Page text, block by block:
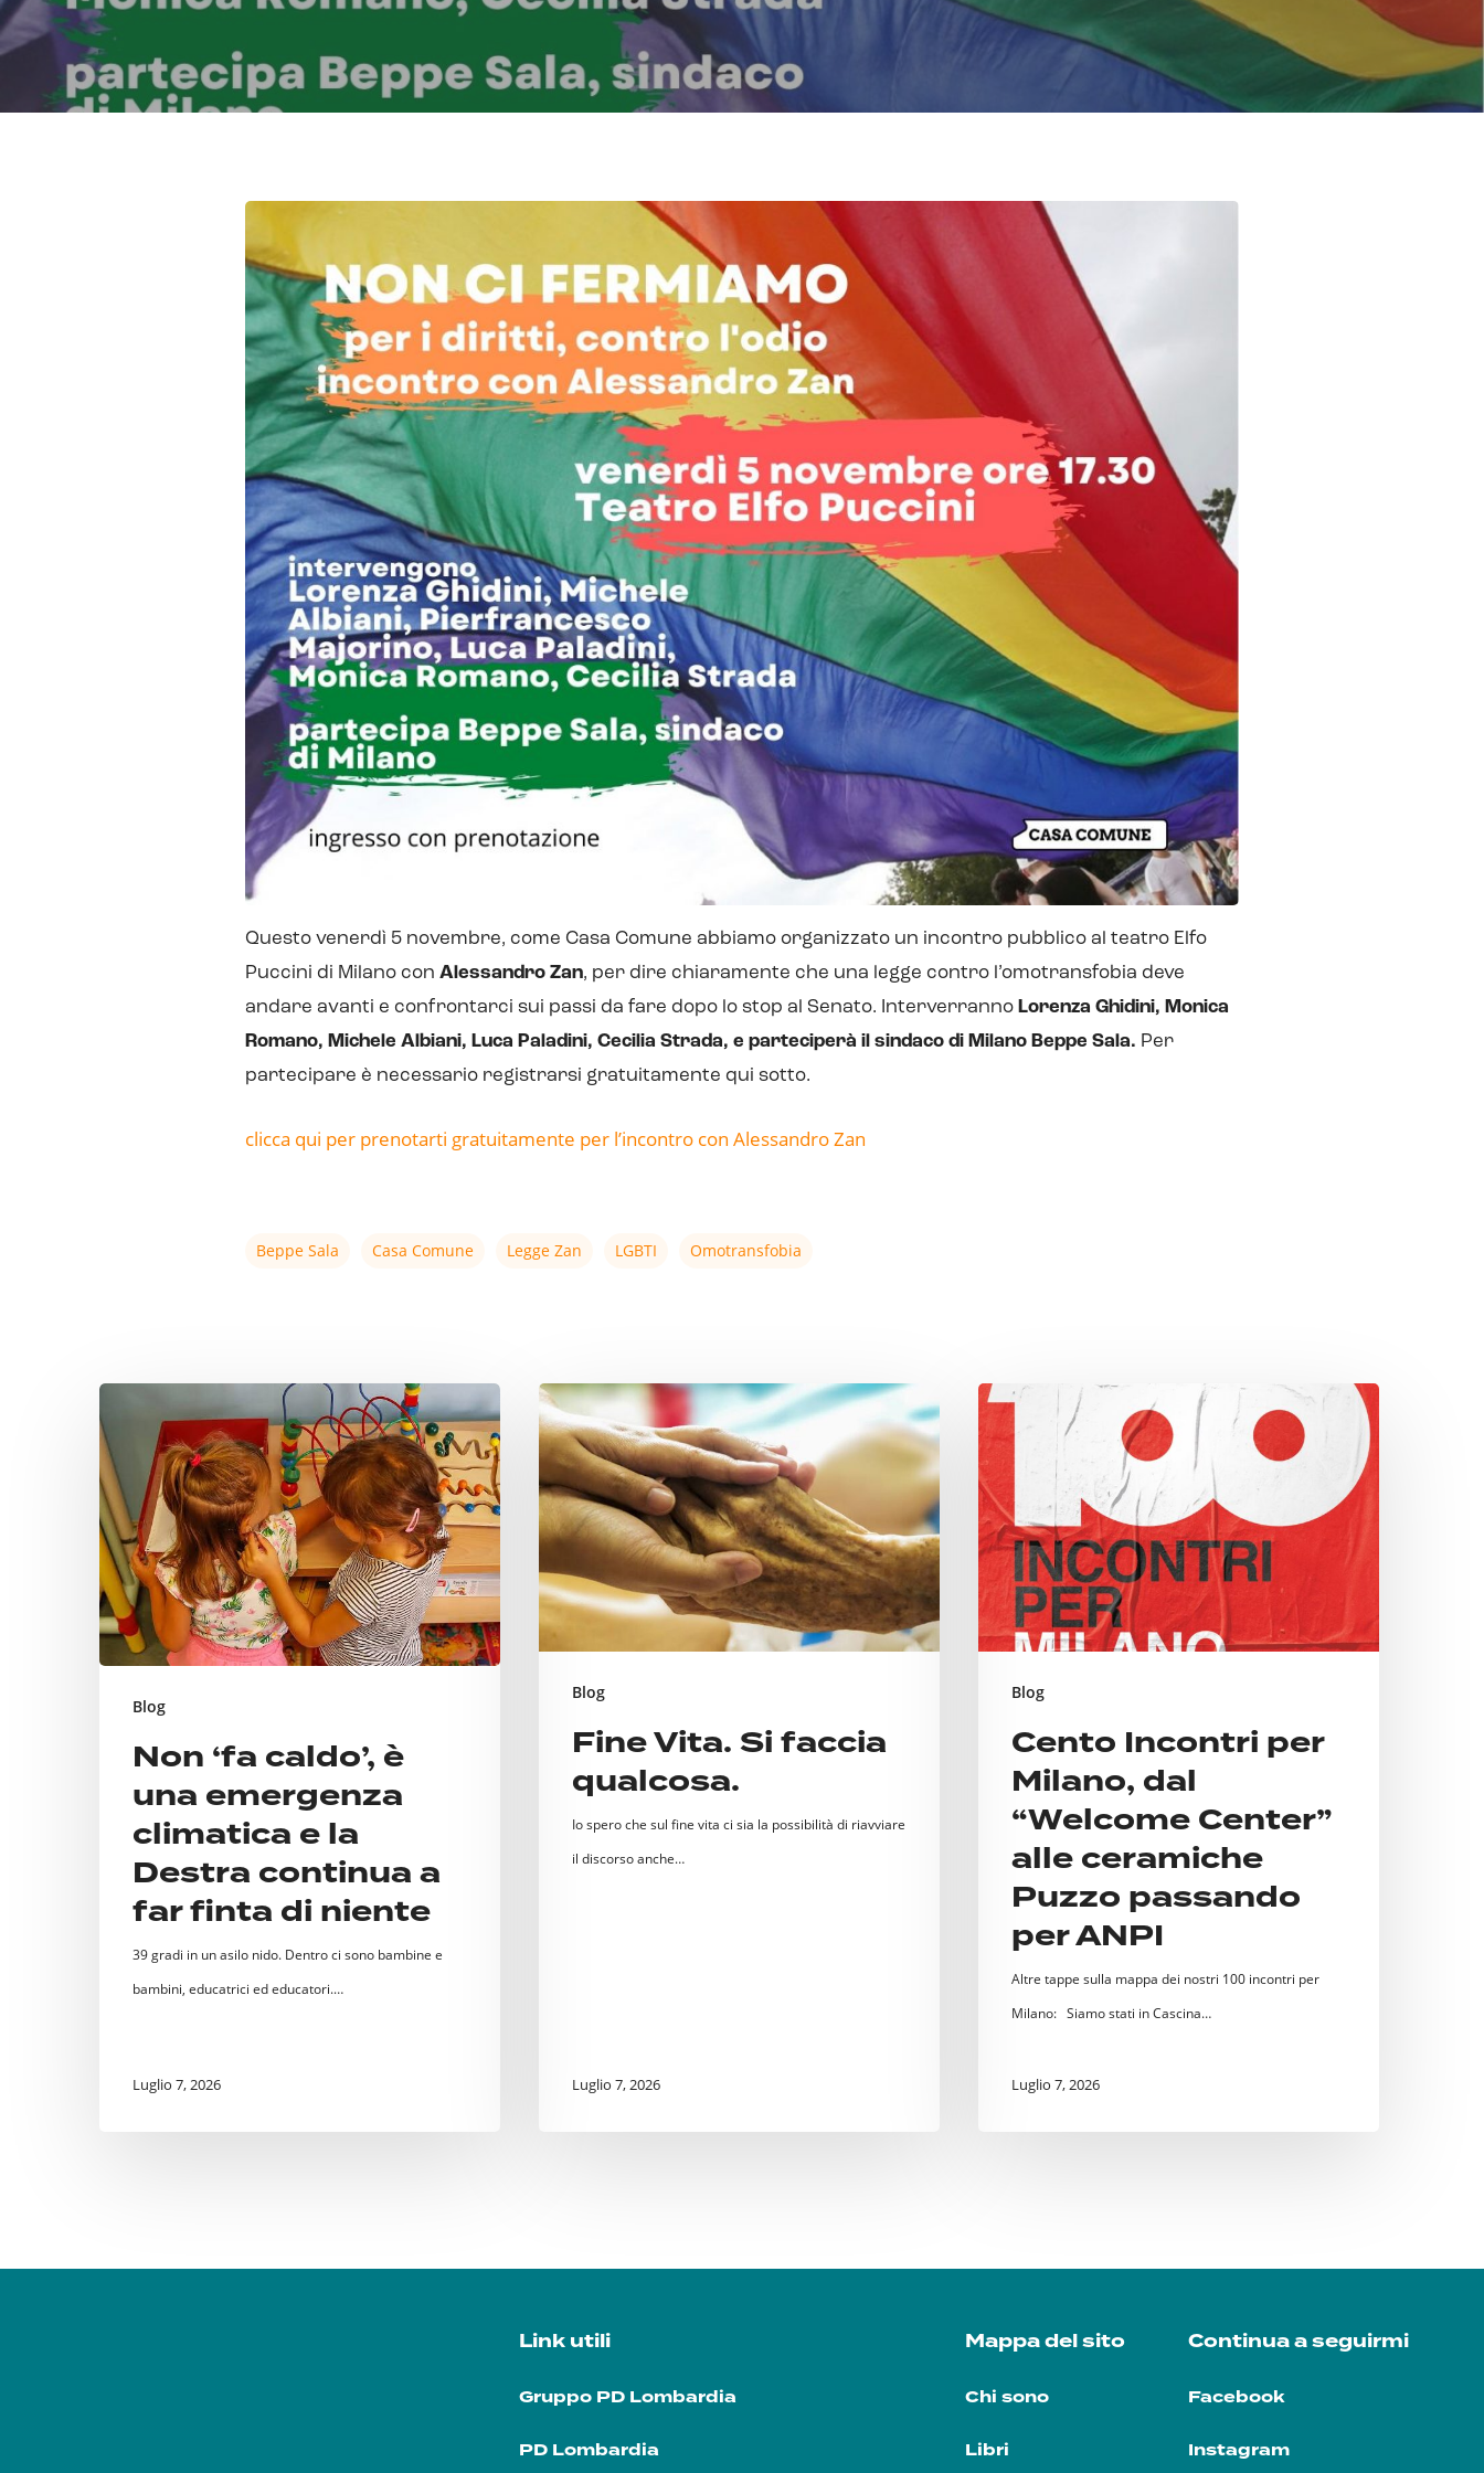
Questo venerdì 5 novembre, come Casa Comune abbiamo organizzato un incontro pubblico al teatro Elfo
Puccini di Milano con Alessandro Zan, per dire chiaramente che una legge contro l’omotransfobia deve
andare avanti e confrontarci sui passi da fare dopo lo stop al Senato. Interverranno Lorenza Ghidini, Monica
Romano, Michele Albiani, Luca Paladini, Cecilia Strada, e parteciperà il sindaco di Milano Beppe Sala. Per
partecipare è necessario registrarsi gratuitamente qui sotto.
clicca qui per prenotarti gratuitamente per l’incontro con Alessandro Zan
Beppe Sala Casa Comune Legge Zan LGBTI Omotransfobia
Blog
‘fa
caldo’,
è
una
emergenza
climatica
e
la
Destra
continua
finta
niente
Non ‘fa caldo’, è
una emergenza
climatica e la
Destra continua a
far finta di niente
39 gradi in un asilo nido. Dentro ci sono bambine e
bambini, educatrici ed educatori.…
Luglio 7, 2026
Blog
Fine
Vita.
Si
faccia
qualcosa.
Fine Vita. Si faccia
qualcosa.
Io spero che sul fine vita ci sia la possibilità di riavviare
il discorso anche…
Luglio 7, 2026
Blog
Cento
Incontri
per
Milano,
dal
“Welcome
Center”
alle
passando
ANPI
Cento Incontri per
Milano, dal
“Welcome Center”
alle ceramiche
Puzzo passando
per ANPI
Altre tappe sulla mappa dei nostri 100 incontri per
Milano: Siamo stati in Cascina…
Luglio 7, 2026
Link utili
Gruppo PD Lombardia
PD Lombardia
Mappa del sito
Chi sono
Libri
Continua a seguirmi
Facebook
Instagram